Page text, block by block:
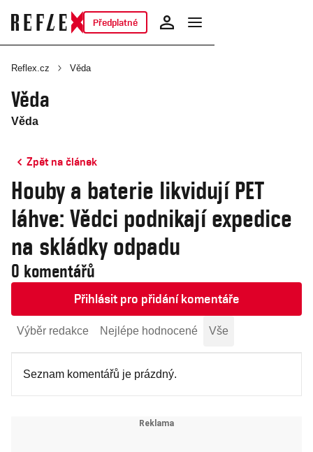
Předplatné
Reflex.cz Věda
Věda
Věda
Zpět na článek
Houby a baterie likvidují PET
láhve: Vědci podnikají expedice
na skládky odpadu
0 komentářů
Přihlásit pro přidání komentáře
Výběr redakce Nejlépe hodnocené Vše
Seznam komentářů je prázdný.